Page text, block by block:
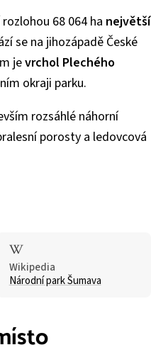
68 064 ha největší
se na jihozápadě České
jevrchol Plechého
okraji parku.
rozsáhlé náhorní
porosty a ledovcová
Wikipedia
Národní park Šumava